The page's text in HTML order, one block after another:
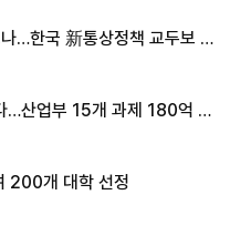
…한국 新통상정책 교두보 활
…산업부 15개 과제 180억 지
200개 대학 선정